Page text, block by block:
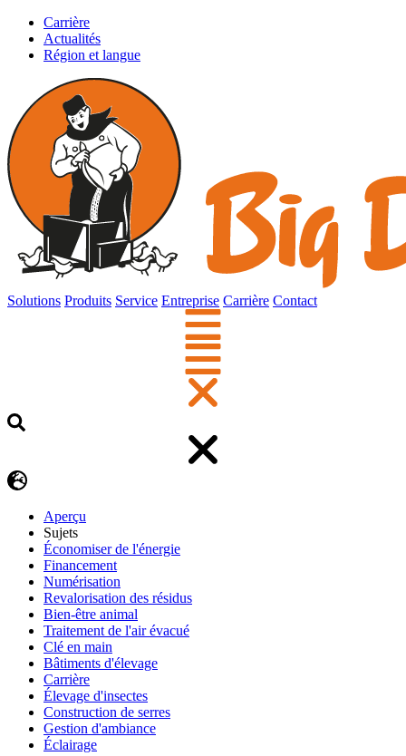
Carrière
Actualités
Région et langue
Solutions Produits Service Entreprise Carrière Contact
Aperçu
Sujets
Économiser de l'énergie
Financement
Numérisation
Revalorisation des résidus
Bien-être animal
Traitement de l'air évacué
Clé en main
Bâtiments d'élevage
Carrière
Élevage d'insectes
Construction de serres
Gestion d'ambiance
Éclairage